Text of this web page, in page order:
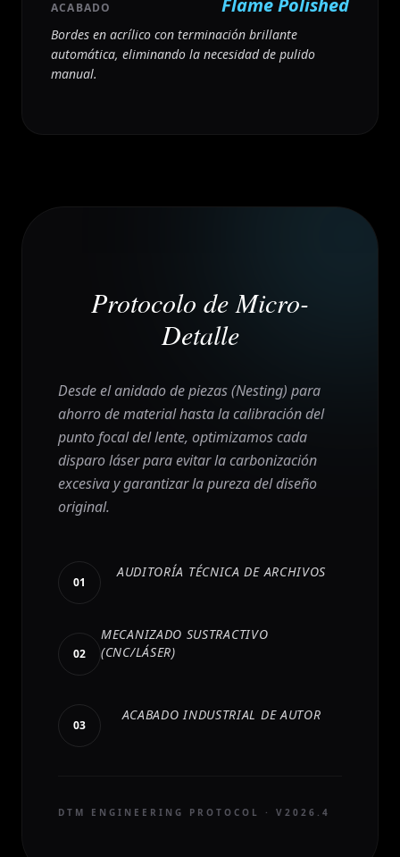
ACABADO
Bordes en acrílico con terminación brillante
automática, eliminando la necesidad de pulido
manual.
Protocolo de Micro-
Detalle
Desde el anidado de piezas (Nesting) para
ahorro de material hasta la calibración del
punto focal del lente, optimizamos cada
disparo láser para evitar la carbonización
excesiva y garantizar la pureza del diseño
original.
01
AUDITORÍA TÉCNICA DE ARCHIVOS
02
MECANIZADO SUSTRACTIVO
(CNC/LÁSER)
03
ACABADO INDUSTRIAL DE AUTOR
DTM ENGINEERING PROTOCOL · V2026.4